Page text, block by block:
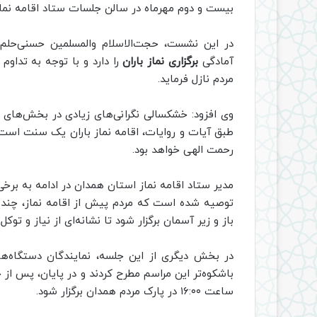
بیست و دوم مهرماه در سالن جلسات ستاد اقامه
در این نشست، حجت‌الاسلام والمسلمین
آمادگی برگزاری نماز بارانرا دارد و با توجه به
مردم نازل فرماید.
وی افزود: خشکسالی نگرانی‌های زیادی در
طبق آیات و روایات، اقامه نماز باران یک سنت‌ است
رحمت الهی خواهد بود.
مدیر ستاد اقامه نماز استان همدان در ادامه به
توصیه شده است که مردم پیش از اقامه نماز،
باز و زیر آسمان برگزار شود تا نشانه‌ای از نیاز و
در بخش دیگری از این جلسه، نمایندگان
باشکوه‌تر این مراسم مطرح کردند و در پایان، پس
ساعت ۱۶:۰۰ در پارک مردم همدان برگزار شود.